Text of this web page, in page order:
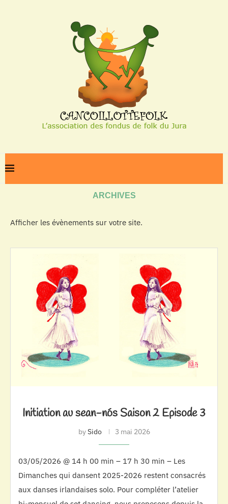
ARCHIVES
Afficher les évènements sur votre site.
Initiation au sean-nós Saison 2 Episode 3
bySido 3 mai 2026
03/05/2026 @ 14 h 00 min – 17 h 30 min – Les
Dimanches qui dansent 2025-2026 restent consacrés
aux danses irlandaises solo. Pour compléter l’atelier